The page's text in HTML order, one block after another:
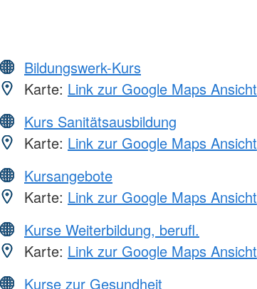
Bildungswerk-Kurs
Karte: Link zur Google Maps Ansicht
Kurs Sanitätsausbildung
Karte: Link zur Google Maps Ansicht
Kursangebote
Karte: Link zur Google Maps Ansicht
Kurse Weiterbildung, berufl.
Karte: Link zur Google Maps Ansicht
Kurse zur Gesundheit